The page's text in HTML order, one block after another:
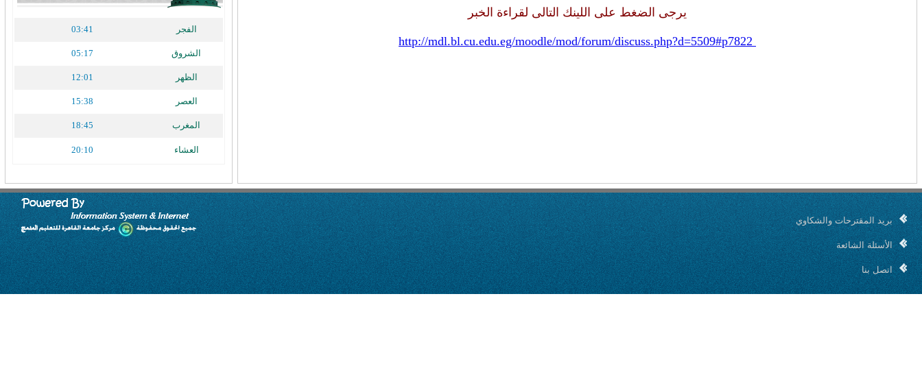
الفجر 03:41
الشروق 05:17
الظهر 12:01
العصر 15:38
المغرب 18:45
العشاء 20:10
يرجى الضغط على اللينك التالى لقراءة الخبر
بريد المقترحات والشكاوي
الأسئلة الشائعة
اتصل بنا